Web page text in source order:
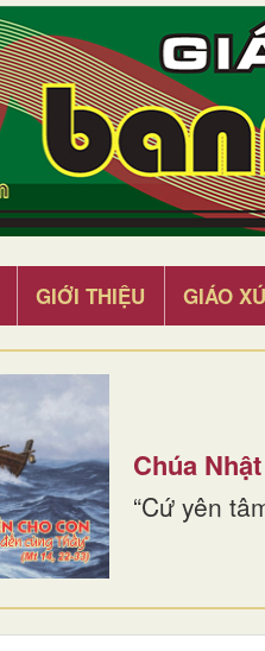
GIỚI THIỆU GIÁO
Chúa
“Cứ yên